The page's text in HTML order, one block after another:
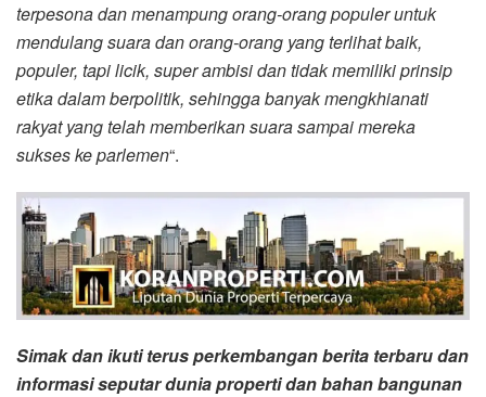
terpesona dan menampung orang-orang populer untuk
mendulang suara dan orang-orang yang terlihat baik,
populer, tapi licik, super ambisi dan tidak memiliki prinsip
etika dalam berpolitik, sehingga banyak mengkhianati
rakyat yang telah memberikan suara sampai mereka
sukses ke parlemen“.
Simak dan ikuti terus perkembangan berita terbaru dan
informasi seputar dunia properti dan bahan bangunan